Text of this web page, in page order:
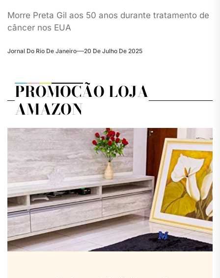
Morre Preta Gil aos 50 anos durante tratamento de
câncer nos EUA
Jornal Do Rio De Janeiro 20 De Julho De 2025
PROMOÇÃO LOJA
AMAZON